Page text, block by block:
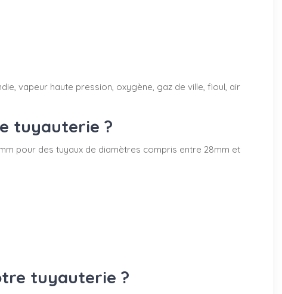
vapeur haute pression, oxygène, gaz de ville, fioul, air
tuyauterie ?
pour des tuyaux de diamètres compris entre 28mm et
tuyauterie ?